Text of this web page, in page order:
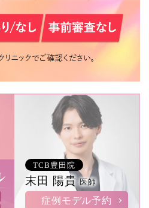
TCB豊田院
末田 陽貴医師
症例モデル予約